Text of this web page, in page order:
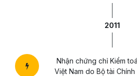
2011
Nhận chứng chỉ Kiểm
Việt Nam do Bộ tài Chính